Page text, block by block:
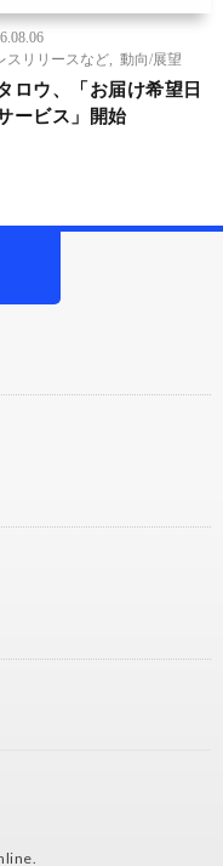
スリリースなど
動向/展望
ロウ、「お届け希望日
ービス」開始
.